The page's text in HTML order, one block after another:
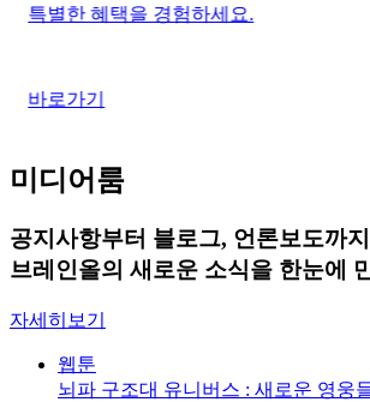
강연으로 실력을 향상시켜드립니
바로가기
미디어룸
공지사항부터 블로그, 언론보도까
브레인올의 새로운 소식을 한눈에
자세히보기
웹툰
뇌파 구조대 유니버스 : 새로운 영웅